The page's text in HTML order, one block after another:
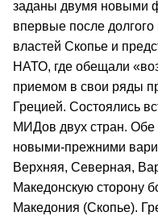
заданы двумя новыми
впервые после
властей Скопье и
НАТО, где обещали
приемом в свои ряды
Грецией. Состоялись
МИДов двух стран.
новыми-прежними
Верхняя, Северная,
Македонскую сторону
Македония (Скопье).